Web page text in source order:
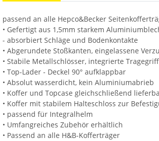
passend an alle Hepco&Becker
• Gefertigt aus 1,5mm starkem
- absorbiert Schläge und Bodenkontakte
• Abgerundete Stoßkanten, eingelassene
• Stabile Metallschlösser, integrierte
• Top-Lader - Deckel 90° aufklappbar
• Absolut wasserdicht, kein Aluminiumabrieb
• Koffer und Topcase gleichschließend
• Koffer mit stabilem Halteschloss zur
• passend für Integralhelm
• Umfangreiches Zubehör erhältlich
• Passend an alle H&B-Kofferträger